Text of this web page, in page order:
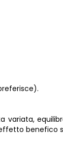
variata,
benefico